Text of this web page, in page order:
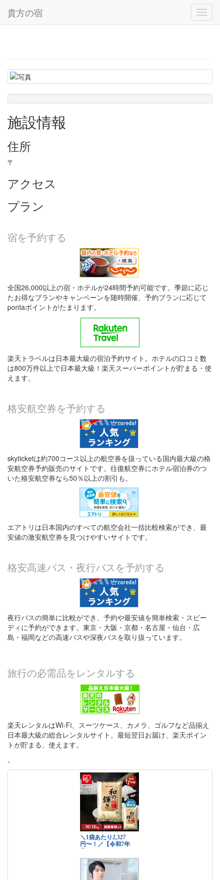
貴方の宿
施設情報
住所
〒
アクセス
プラン
宿を予約する
全国26,000以上の宿・ホテルが24時間予約可能です。季節に応じ
たお得なプランやキャンペーンを随時開催、予約プランに応じて
pontaポイントがたまります。
楽天トラベルは日本最大級の宿泊予約サイト。ホテルの口コミ数
は800万件以上で日本最大級！楽天スーパーポイントが貯まる・使
えます。
格安航空券を予約する
skyticketは約700コース以上の航空券を扱っている国内最大級の格
安航空券予約販売のサイトです。往復航空券にホテル宿泊券のつ
いた格安航空券なら50％以上の割引も。
エアトリは日本国内のすべての航空会社一括比較検索ができ、最
安値の激安航空券を見つけやすいサイトです。
格安高速バス・夜行バスを予約する
夜行バスの簡単に比較ができ、予約や最安値を簡単検索・スピー
ディに予約ができます。東京・大阪・京都・名古屋・仙台・広
島・福岡などの高速バスや深夜バスを取り扱っています。
旅行の必需品をレンタルする
楽天レンタルはWi-Fi、スーツケース、カメラ、ゴルフなど品揃え
日本最大級の総合レンタルサイト。最短翌日お届け、楽天ポイン
トが貯まる、使えます。
。